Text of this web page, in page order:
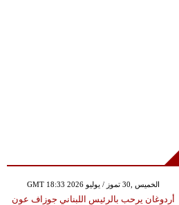
GMT 18:33 2026 الخميس ,30 تموز / يوليو
أردوغان يرحب بالرئيس اللبناني جوزاف عون